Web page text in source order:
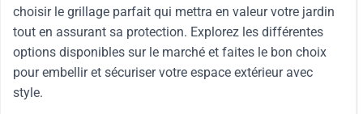
choisir le grillage parfait qui mettra en valeur votre jardin
tout en assurant sa protection. Explorez les différentes
options disponibles sur le marché et faites le bon choix
pour embellir et sécuriser votre espace extérieur avec
style.